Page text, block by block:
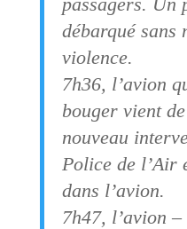
débarqué sans
violence.
7h36, l’avion
bouger vient
nouveau
Police de l’Air
dans l’avion.
7h47, l’avion